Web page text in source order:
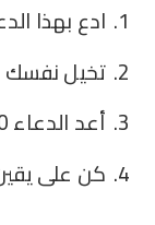
ادع بهذا
تخيل نفسك
أعد الدعاء 40 مرة متتالية
كن على